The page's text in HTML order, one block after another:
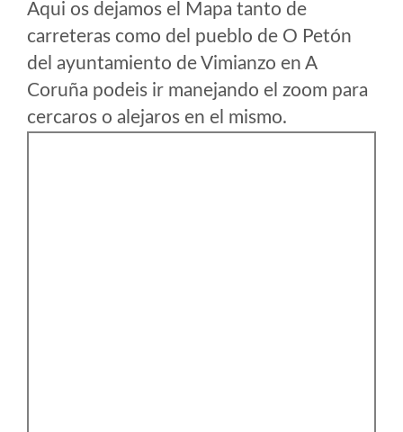
Aqui os dejamos el Mapa tanto de
carreteras como del pueblo de O Petón
del ayuntamiento de Vimianzo en A
Coruña podeis ir manejando el zoom para
cercaros o alejaros en el mismo.